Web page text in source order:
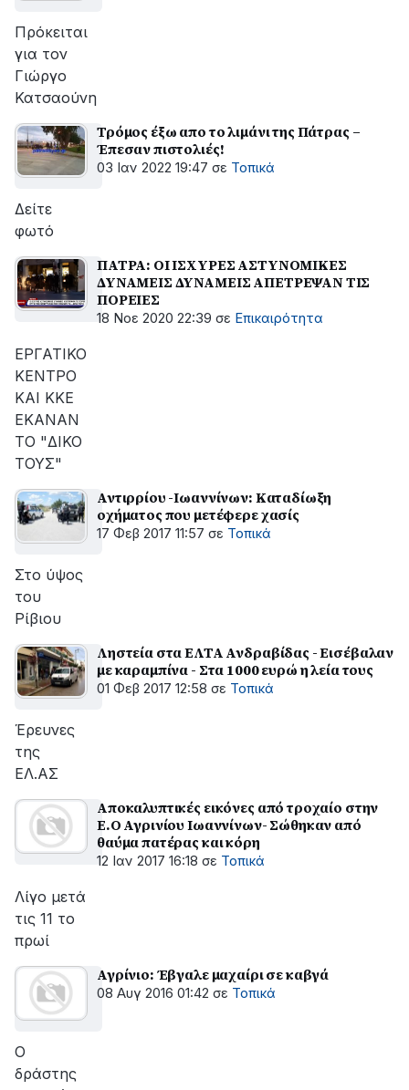
Πρόκειται
για τον
Γιώργο
Κατσαούνη
Τρόμος έξω απο το λιμάνι της Πάτρας –
Έπεσαν πιστολιές!
03 Ιαν 2022 19:47 σε Τοπικά
Δείτε
φωτό
ΠΑΤΡΑ: ΟΙ ΙΣΧΥΡΕΣ ΑΣΤΥΝΟΜΙΚΕΣ
ΔΥΝΑΜΕΙΣ ΔΥΝΑΜΕΙΣ ΑΠΕΤΡΕΨΑΝ ΤΙΣ
ΠΟΡΕΙΕΣ
18 Νοε 2020 22:39 σε Επικαιρότητα
ΕΡΓΑΤΙΚΟ
ΚΕΝΤΡΟ
ΚΑΙ ΚΚΕ
ΕΚΑΝΑΝ
ΤΟ "ΔΙΚΟ
ΤΟΥΣ"
Αντιρρίου -Ιωαννίνων: Καταδίωξη
οχήματος που μετέφερε χασίς
17 Φεβ 2017 11:57 σε Τοπικά
Στο ύψος
του
Ρίβιου
Ληστεία στα ΕΛΤΑ Ανδραβίδας - Εισέβαλαν
με καραμπίνα - Στα 1000 ευρώ η λεία τους
01 Φεβ 2017 12:58 σε Τοπικά
Έρευνες
της
ΕΛ.ΑΣ
Αποκαλυπτικές εικόνες από τροχαίο στην
Ε.Ο Αγρινίου Ιωαννίνων- Σώθηκαν από
θαύμα πατέρας και κόρη
12 Ιαν 2017 16:18 σε Τοπικά
Λίγο μετά
τις 11 το
πρωί
Αγρίνιο: Έβγαλε μαχαίρι σε καβγά
08 Αυγ 2016 01:42 σε Τοπικά
Ο
δράστης